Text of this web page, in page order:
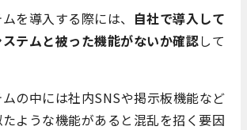
を導入する際には、 自社で導入して
テムと被った機能がないか確認して
の中には社内SNSや掲示板機能など
ような機能があると混乱を招く要因